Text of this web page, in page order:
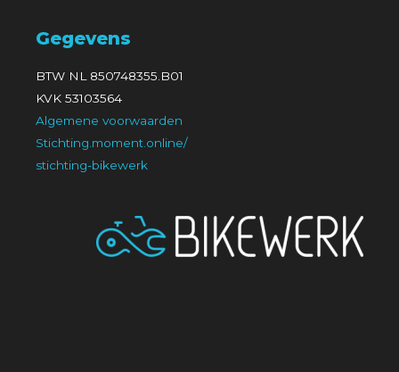
Gegevens
BTW NL 850748355.B01
KVK 53103564
Algemene voorwaarden
Stichting.moment.online/
stichting-bikewerk